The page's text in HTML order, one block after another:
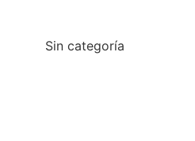
Sin categoría